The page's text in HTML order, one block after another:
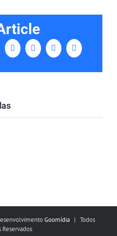
Google+PinterestVk Email
Goomídia| Todos
Reservados